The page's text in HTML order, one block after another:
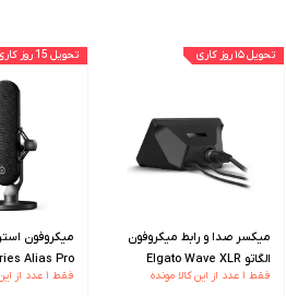
تحویل ۱۵ روز کاری
میکسر صدا و رابط میکروفون
الگاتو Elgato Wave XLR
فقط ۱ عدد از این کالا مونده
تحویل 15 روز کاری
میکروفون
Alias Pro
فقط ۱ عدد از این کالا مونده